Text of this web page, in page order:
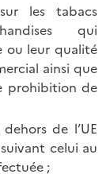
les tabacs
qui
ou leur qualité
ainsi que
prohibition de
de l’UE
celui au
;